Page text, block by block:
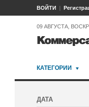
ВОЙТИ
09 АВГУСТА,
КАТЕГОРИИ
ДАТА